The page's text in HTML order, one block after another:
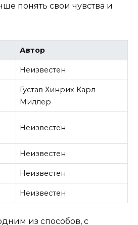
понять свои чувства и
Автор
Неизвестен
Густав Хинрих Карл
Миллер
Неизвестен
Неизвестен
Неизвестен
Неизвестен
из способов, с